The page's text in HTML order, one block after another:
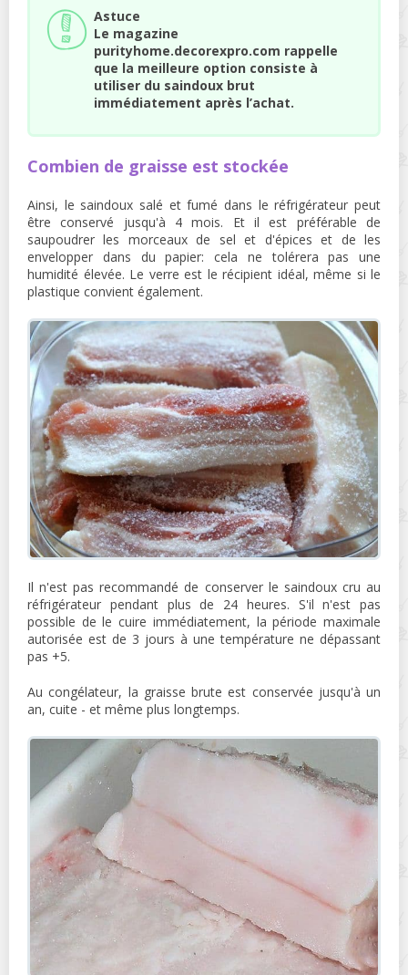
Astuce
Le magazine
purityhome.decorexpro.com rappelle
que la meilleure option consiste à
utiliser du saindoux brut
immédiatement après l’achat.
Combien de graisse est stockée
Ainsi, le saindoux salé et fumé dans le réfrigérateur peut
être conservé jusqu'à 4 mois. Et il est préférable de
saupoudrer les morceaux de sel et d'épices et de les
envelopper dans du papier: cela ne tolérera pas une
humidité élevée. Le verre est le récipient idéal, même si le
plastique convient également.
Il n'est pas recommandé de conserver le saindoux cru au
réfrigérateur pendant plus de 24 heures. S'il n'est pas
possible de le cuire immédiatement, la période maximale
autorisée est de 3 jours à une température ne dépassant
pas +5.
Au congélateur, la graisse brute est conservée jusqu'à un
an, cuite - et même plus longtemps.